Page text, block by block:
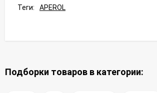
Теги: APEROL
Подборки товаров в категории: